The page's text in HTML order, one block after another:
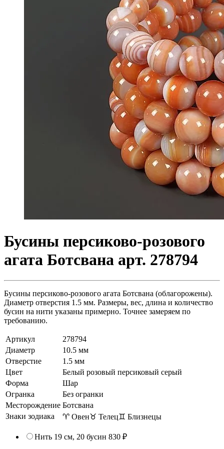
Бусины персиково-розового
агата Ботсвана арт. 278794
Бусины персиково-розового агата Ботсвана (облагорожены).
Диаметр отверстия 1.5 мм. Размеры, вес, длина и количество
бусин на нити указаны примерно. Точнее замеряем по
требованию.
Артикул
278794
Диаметр
10.5 мм
Отверстие
1.5 мм
Цвет
Белый розовый персиковый серый
Форма
Шар
Огранка
Без огранки
Месторождение Ботсвана
Знаки зодиака
♈ Овен♉ Телец♊ Близнецы
Нить 19 см, 20 бусин 830 ₽